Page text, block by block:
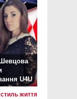
Шевцова
U4U
життя